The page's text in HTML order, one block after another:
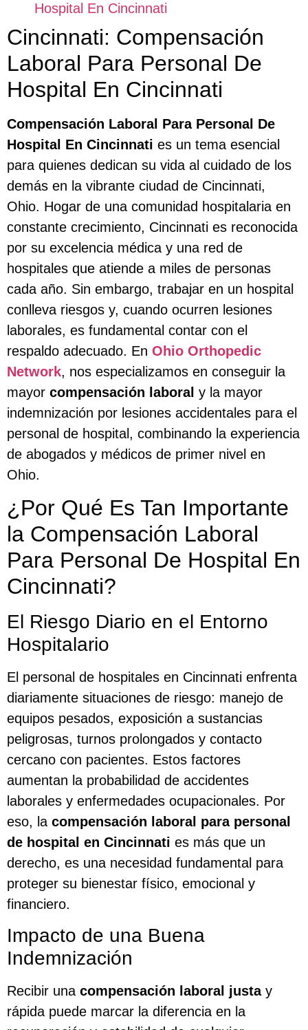
Hospital En Cincinnati
Cincinnati: Compensación
Laboral Para Personal De
Hospital En Cincinnati
Compensación Laboral Para Personal De
Hospital En Cincinnati es un tema esencial
para quienes dedican su vida al cuidado de los
demás en la vibrante ciudad de Cincinnati,
Ohio. Hogar de una comunidad hospitalaria en
constante crecimiento, Cincinnati es reconocida
por su excelencia médica y una red de
hospitales que atiende a miles de personas
cada año. Sin embargo, trabajar en un hospital
conlleva riesgos y, cuando ocurren lesiones
laborales, es fundamental contar con el
respaldo adecuado. En Ohio Orthopedic
Network, nos especializamos en conseguir la
mayor compensación laboral y la mayor
indemnización por lesiones accidentales para el
personal de hospital, combinando la experiencia
de abogados y médicos de primer nivel en
Ohio.
¿Por Qué Es Tan Importante
la Compensación Laboral
Para Personal De Hospital En
Cincinnati?
El Riesgo Diario en el Entorno
Hospitalario
El personal de hospitales en Cincinnati enfrenta
diariamente situaciones de riesgo: manejo de
equipos pesados, exposición a sustancias
peligrosas, turnos prolongados y contacto
cercano con pacientes. Estos factores
aumentan la probabilidad de accidentes
laborales y enfermedades ocupacionales. Por
eso, la compensación laboral para personal
de hospital en Cincinnati es más que un
derecho, es una necesidad fundamental para
proteger su bienestar físico, emocional y
financiero.
Impacto de una Buena
Indemnización
Recibir una compensación laboral justay
rápida puede marcar la diferencia en la